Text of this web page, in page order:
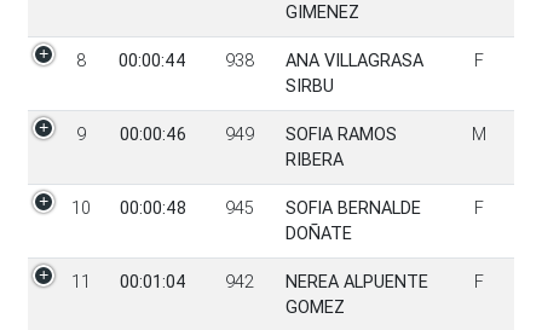
GIMENEZ
8 00:00:44 938
ANA VILLAGRASA
SIRBU
F
9 00:00:46 949
SOFIA RAMOS
RIBERA
M
10 00:00:48 945
SOFIA BERNALDE
DOÑATE
F
11 00:01:04 942
NEREA ALPUENTE
GOMEZ
F